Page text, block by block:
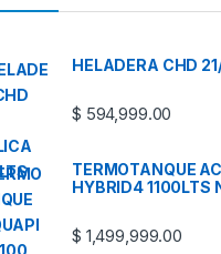
HELADERA CHD
$ 594,999.00
TERMOTANQUE
HYBRID4 1100LTS
$ 1,499,999.00